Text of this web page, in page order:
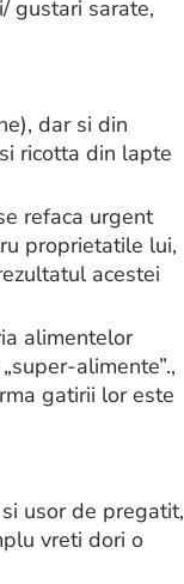
gustari sarate,
dar si din
ricotta din lapte
refaca urgent
proprietatile lui,
acestei
alimentelor
alimente”.,
gatirii lor este
usor de pregatit,
vreti dori o